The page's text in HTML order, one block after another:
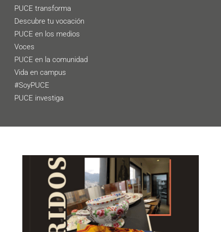
PUCE transforma
Descubre tu vocación
PUCE en los medios
Voces
PUCE en la comunidad
Vida en campus
#SoyPUCE
PUCE investiga